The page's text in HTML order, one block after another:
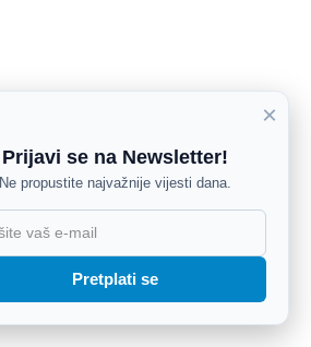
×
Prijavi se na Newsletter!
Ne propustite najvažnije vijesti dana.
Pretplati se